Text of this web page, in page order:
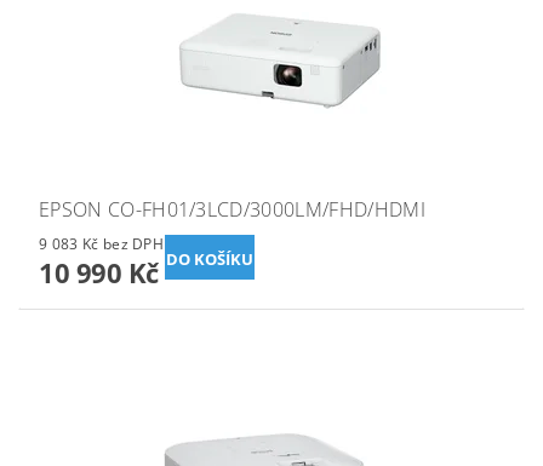
EPSON CO-FH01/3LCD/3000LM/FHD/HDMI
9 083 Kč bez DPH
10 990 Kč